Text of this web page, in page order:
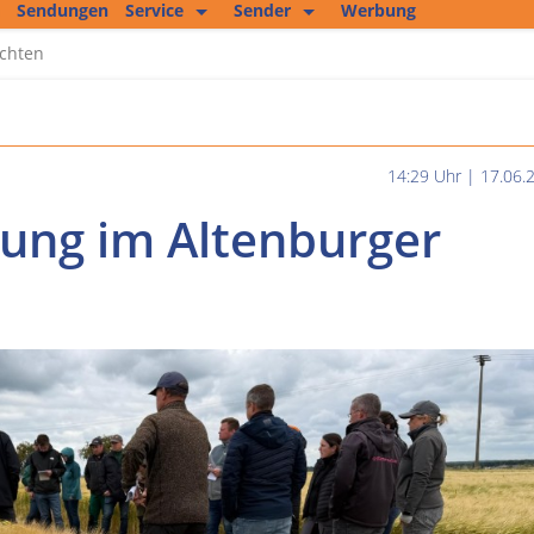
Sendungen
Service
Sender
Werbung
14:29 Uhr |
im Altenburger
Kultur im Altenburger Land Thüringen.TV